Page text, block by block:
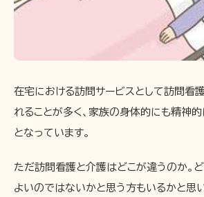
在宅における訪問サービスとして訪問看
れることが多く、家族の身体的にも精神
となっています。
ただ訪問看護と介護はどこが違うのか。
よいのではないかと思う方もいるかと思い